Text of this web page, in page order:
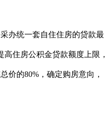
办统一套自住住房的贷款最
住房公积金贷款额度上限，
价的80%，确定购房意向，